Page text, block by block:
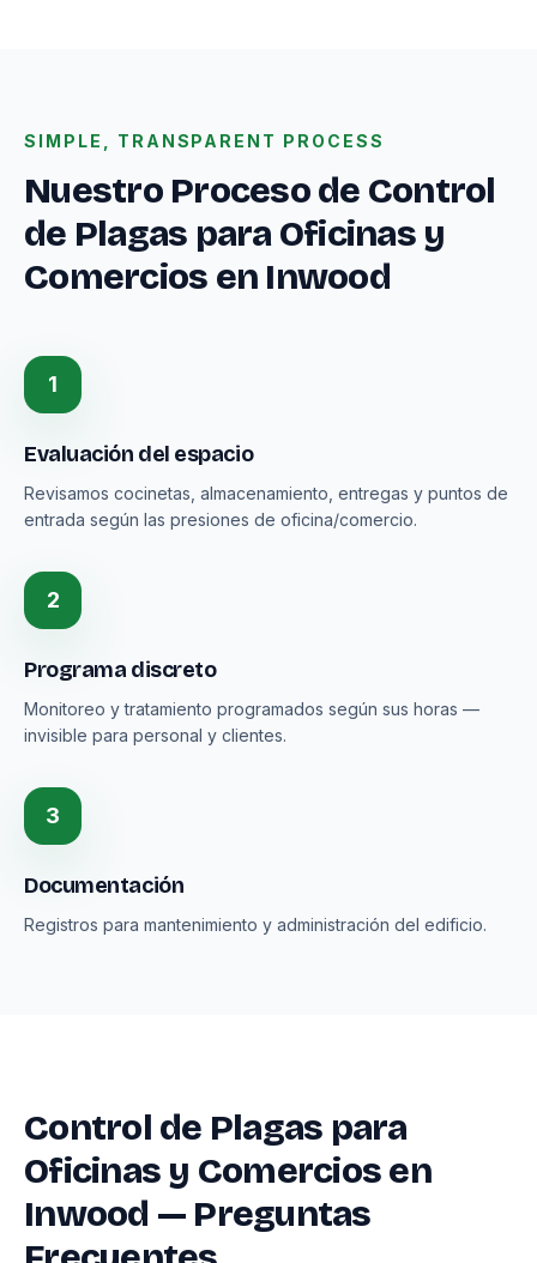
SIMPLE, TRANSPARENT PROCESS
Nuestro Proceso de Control
de Plagas para Oficinas y
Comercios en Inwood
1
Evaluación del espacio
Revisamos cocinetas, almacenamiento, entregas y puntos de
entrada según las presiones de oficina/comercio.
2
Programa discreto
Monitoreo y tratamiento programados según sus horas —
invisible para personal y clientes.
3
Documentación
Registros para mantenimiento y administración del edificio.
Control de Plagas para
Oficinas y Comercios en
Inwood — Preguntas